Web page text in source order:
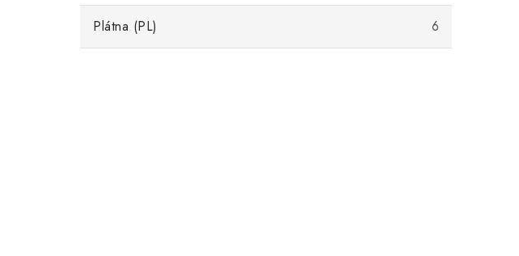
Plátna (PL) 6